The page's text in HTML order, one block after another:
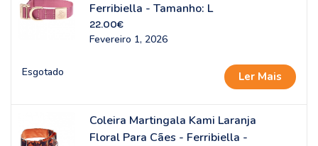
Ferribiella - Tamanho: L
22.00€
Fevereiro 1, 2026
Esgotado Ler Mais
Coleira Martingala Kami Laranja
Floral Para Cães - Ferribiella -